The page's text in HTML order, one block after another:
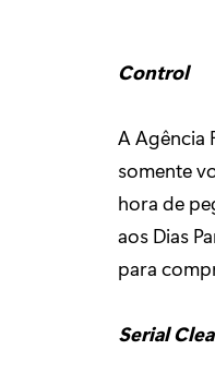
Control
A Agência
somente
hora de
aos Dias
para
Serial